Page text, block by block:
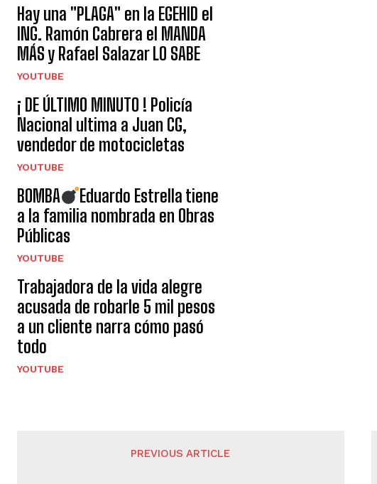
Hay una "PLAGA" en la EGEHID el
ING. Ramón Cabrera el MANDA
MÁS y Rafael Salazar LO SABE
YOUTUBE
¡ DE ÚLTIMO MINUTO ! Policía
Nacional ultima a Juan CG,
vendedor de motocicletas
YOUTUBE
BOMBA
Eduardo Estrella tiene
a la familia nombrada en Obras
Públicas
YOUTUBE
Trabajadora de la vida alegre
acusada de robarle 5 mil pesos
a un cliente narra cómo pasó
todo
YOUTUBE
PREVIOUS ARTICLE